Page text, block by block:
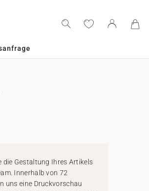
die Gestaltung Ihres Artikels
Innerhalb von 72
uns eine Druckvorschau